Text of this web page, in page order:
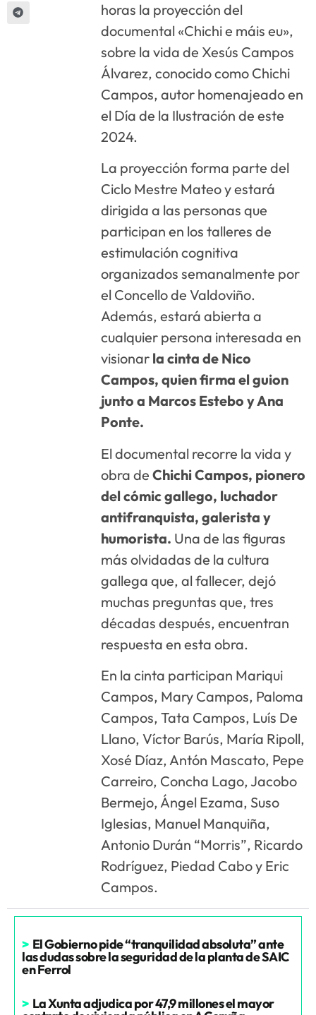
horas la proyección del
documental «Chichi e máis eu»,
sobre la vida de Xesús Campos
Álvarez, conocido como Chichi
Campos, autor homenajeado en
el Día de la Ilustración de este
2024.
La proyección forma parte del
Ciclo Mestre Mateo y estará
dirigida a las personas que
participan en los talleres de
estimulación cognitiva
organizados semanalmente por
el Concello de Valdoviño.
Además, estará abierta a
cualquier persona interesada en
visionar la cinta de Nico
Campos, quien firma el guion
junto a Marcos Estebo y Ana
Ponte.
El documental recorre la vida y
obra deChichi Campos, pionero
del cómic gallego, luchador
antifranquista, galerista y
humorista. Una de las figuras
más olvidadas de la cultura
gallega que, al fallecer, dejó
muchas preguntas que, tres
décadas después, encuentran
respuesta en esta obra.
En la cinta participan Mariqui
Campos, Mary Campos, Paloma
Campos, Tata Campos, Luís De
Llano, Víctor Barús, María Ripoll,
Xosé Díaz, Antón Mascato, Pepe
Carreiro, Concha Lago, Jacobo
Bermejo, Ángel Ezama, Suso
Iglesias, Manuel Manquiña,
Antonio Durán “Morris”, Ricardo
Rodríguez, Piedad Cabo y Eric
Campos.
> El Gobierno pide “tranquilidad absoluta” ante
las dudas sobre la seguridad de la planta de SAIC
en Ferrol
> La Xunta adjudica por 47,9 millones el mayor